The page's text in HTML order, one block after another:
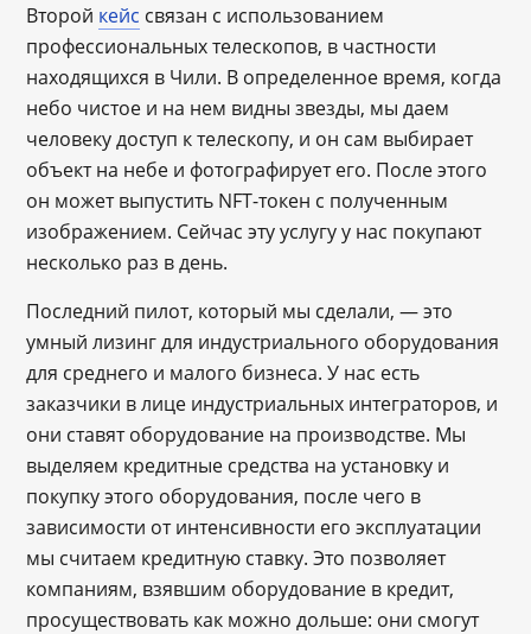
Второй кейс связан с использованием
профессиональных телескопов, в частности
находящихся в Чили. В определенное время, когда
небо чистое и на нем видны звезды, мы даем
человеку доступ к телескопу, и он сам выбирает
объект на небе и фотографирует его. После этого
он может выпустить NFT-токен с полученным
изображением. Сейчас эту услугу у нас покупают
несколько раз в день.
Последний пилот, который мы сделали, — это
умный лизинг для индустриального оборудования
для среднего и малого бизнеса. У нас есть
заказчики в лице индустриальных интеграторов, и
они ставят оборудование на производстве. Мы
выделяем кредитные средства на установку и
покупку этого оборудования, после чего в
зависимости от интенсивности его эксплуатации
мы считаем кредитную ставку. Это позволяет
компаниям, взявшим оборудование в кредит,
просуществовать как можно дольше: они смогут